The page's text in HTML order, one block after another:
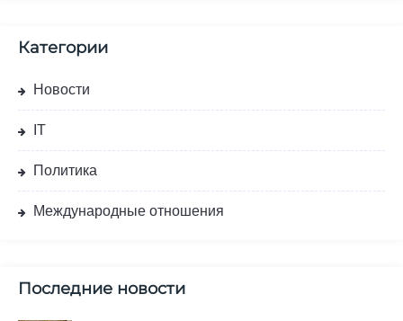
Категории
Новости
IT
Политика
Международные отношения
Последние новости